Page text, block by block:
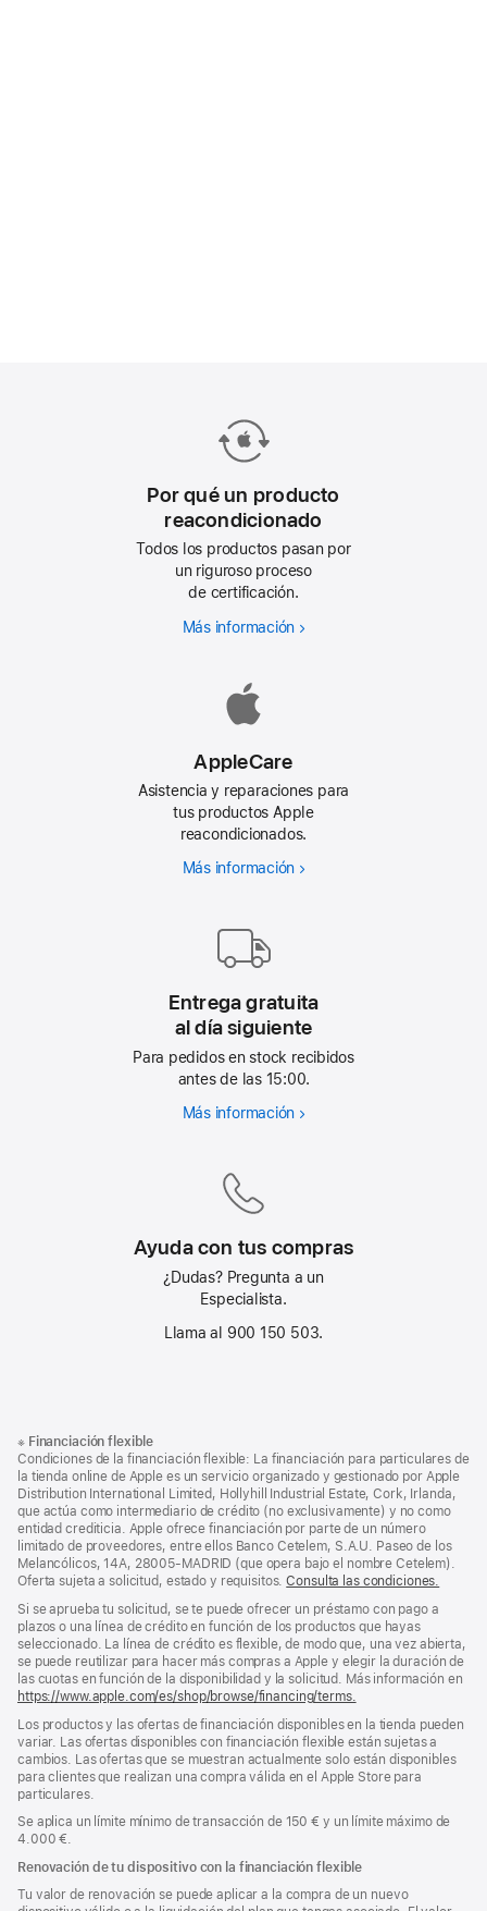
Por qué un producto
reacondicionado
Todos los productos pasan por
un riguroso proceso
de certificación.
Más información Por
AppleCare
Asistencia y reparaciones para
tus productos Apple
reacondicionados.
Más información AppleCare
Entrega gratuita
al día siguiente
Para pedidos en stock recibidos
antes de las 15:00.
Más información Entrega
Ayuda con tus compras
¿Dudas? Pregunta a un
Especialista.
Llama al 900 150 503.
a
pie
de
página
al
pie
※ Financiación flexible
Condiciones de la financiación flexible: La financiación para particulares de
la tienda online de Apple es un servicio organizado y gestionado por Apple
Distribution International Limited, Hollyhill Industrial Estate, Cork, Irlanda,
que actúa como intermediario de crédito (no exclusivamente) y no como
entidad crediticia. Apple ofrece financiación por parte de un número
limitado de proveedores, entre ellos Banco Cetelem, S.A.U. Paseo de los
Melancólicos, 14A, 28005-MADRID (que opera bajo el nombre Cetelem).
Oferta sujeta a solicitud, estado y requisitos.Consulta las condiciones.
Si se aprueba tu solicitud, se te puede ofrecer un préstamo con pago a
plazos o una línea de crédito en función de los productos que hayas
seleccionado. La línea de crédito es flexible, de modo que, una vez abierta,
se puede reutilizar para hacer más compras a Apple y elegir la duración de
las cuotas en función de la disponibilidad y la solicitud. Más información en
https://www.apple.com/es/shop/browse/financing/terms.
Los productos y las ofertas de financiación disponibles en la tienda pueden
variar. Las ofertas disponibles con financiación flexible están sujetas a
cambios. Las ofertas que se muestran actualmente solo están disponibles
para clientes que realizan una compra válida en el Apple Store para
particulares.
Se aplica un límite mínimo de transacción de 150 € y un límite máximo de
4.000 €.
Renovación de tu dispositivo con la financiación flexible
Tu valor de renovación se puede aplicar a la compra de un nuevo